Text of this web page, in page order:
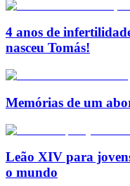
4 anos de
nasceu Tomás!
Memórias de um
Leão XIV para
o mundo